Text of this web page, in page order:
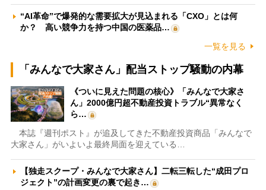
“AI革命”で爆発的な需要拡大が見込まれる「CXO」とは何
か？ 高い競争力を持つ中国の医薬品…
一覧を見る
「みんなで大家さん」配当ストップ騒動の内幕
《ついに見えた問題の核心》「みんなで大家さ
ん」2000億円超不動産投資トラブル“異常なく
ら…
本誌『週刊ポスト』が追及してきた不動産投資商品「みんなで
大家さん」がいよいよ最終局面を迎えている…
【独走スクープ・みんなで大家さん】二転三転した“成田プロ
ジェクト”の計画変更の裏で起き…